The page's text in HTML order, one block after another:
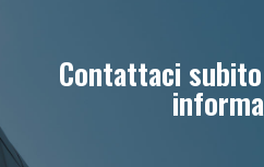
Contattaci